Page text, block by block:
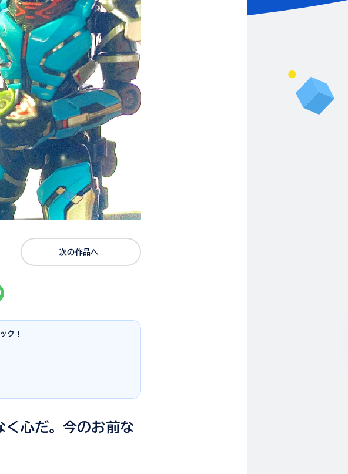
次の作品へ
ク！
く心だ。今のお前な